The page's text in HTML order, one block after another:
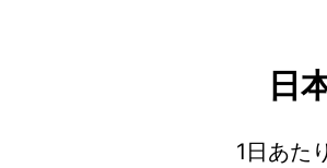
日
1日あた